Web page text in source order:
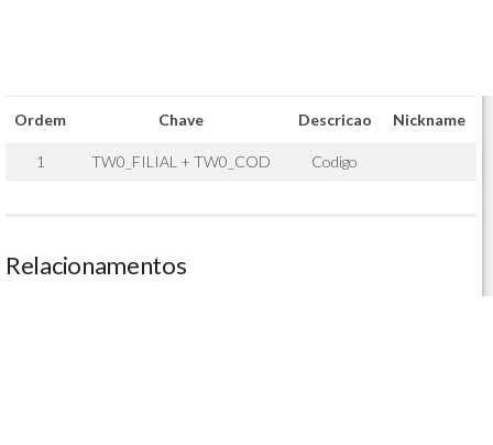
Ordem Chave Descricao Nickname
1 TW0_FILIAL + TW0_COD Codigo
Relacionamentos